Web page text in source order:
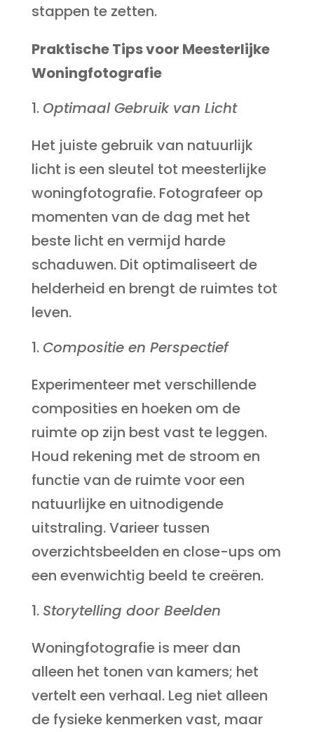
stappen te zetten.
Praktische Tips voor Meesterlijke
Woningfotografie
Optimaal Gebruik van Licht
Het juiste gebruik van natuurlijk
licht is een sleutel tot meesterlijke
woningfotografie. Fotografeer op
momenten van de dag met het
beste licht en vermijd harde
schaduwen. Dit optimaliseert de
helderheid en brengt de ruimtes tot
leven.
Compositie en Perspectief
Experimenteer met verschillende
composities en hoeken om de
ruimte op zijn best vast te leggen.
Houd rekening met de stroom en
functie van de ruimte voor een
natuurlijke en uitnodigende
uitstraling. Varieer tussen
overzichtsbeelden en close-ups om
een evenwichtig beeld te creëren.
Storytelling door Beelden
Woningfotografie is meer dan
alleen het tonen van kamers; het
vertelt een verhaal. Leg niet alleen
de fysieke kenmerken vast, maar